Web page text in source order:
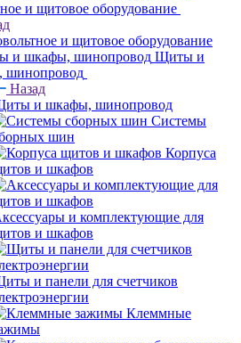
и щитовое оборудование
и щитовое оборудование
Щиты и
шинопровод
Назад
и шкафы, шинопровод
Системы
шин
Корпуса
и шкафов
и комплектующие для
и шкафов
и панели для счетчиков
Клеммные